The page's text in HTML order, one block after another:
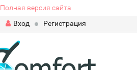
Полная версия сайта
Вход
Регистрация